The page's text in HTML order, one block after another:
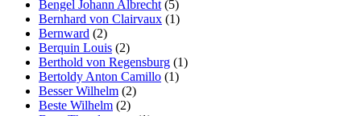
Bengel Johann Albrecht (5)
Bernhard von Clairvaux (1)
Bernward (2)
Berquin Louis (2)
Berthold von Regensburg (1)
Bertoldy Anton Camillo (1)
Besser Wilhelm (2)
Beste Wilhelm (2)